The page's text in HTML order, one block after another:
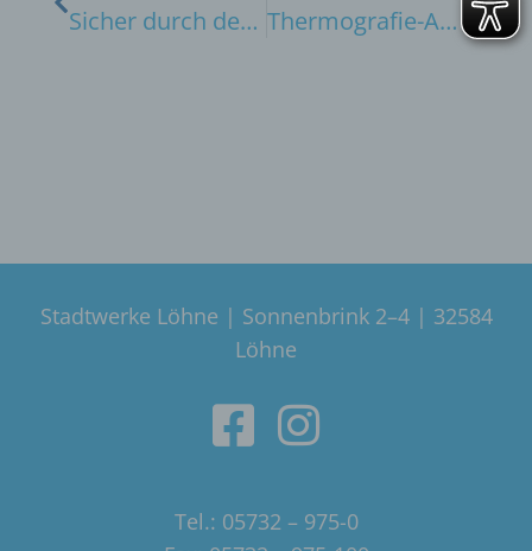
Sicher durch den Herbst: Stadtwerke Löhne bitten um Rückschnitt von Grünbewuchs Thermografie-Aktion 2026
Stadtwerke Löhne | Sonnenbrink 2–4 | 32584
Löhne
Tel.: 05732 – 975-0